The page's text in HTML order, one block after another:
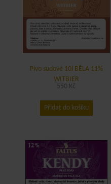
Pivo sudové 10l BĚLA 11%
WITBIER
550 Kč
Přidat do košíku